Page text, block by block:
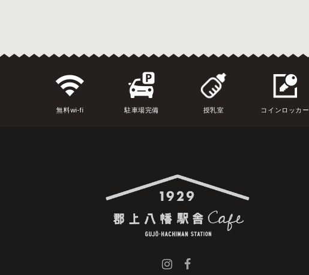
無料wi-fi 駐車場完備 授乳室 コインロッカー